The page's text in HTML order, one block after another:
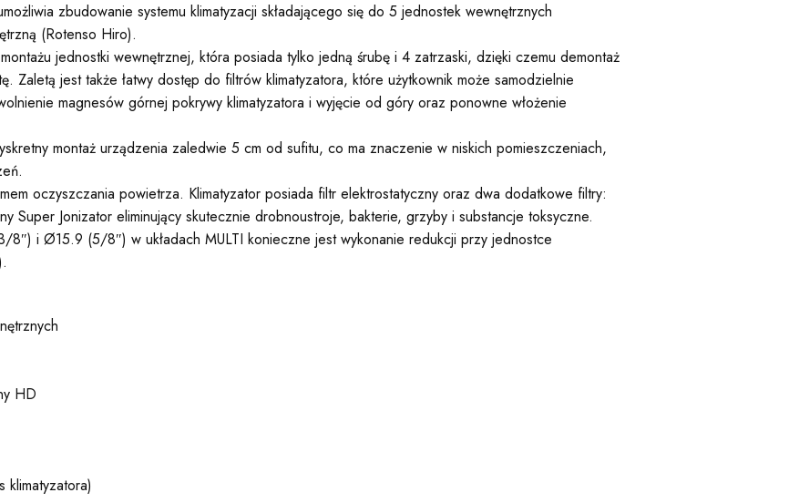
zbudowanie systemu klimatyzacji składającego się do 5 jednostek wewnętrznych
(Rotenso Hiro).
jednostki wewnętrznej, która posiada tylko jedną śrubę i 4 zatrzaski, dzięki czemu demontaż
Zaletą jest także łatwy dostęp do filtrów klimatyzatora, które użytkownik może samodzielnie
magnesów górnej pokrywy klimatyzatora i wyjęcie od góry oraz ponowne włożenie
montaż urządzenia zaledwie 5 cm od sufitu, co ma znaczenie w niskich pomieszczeniach,
oczyszczania powietrza. Klimatyzator posiada filtr elektrostatyczny oraz dwa dodatkowe filtry:
Super Jonizator eliminujący skutecznie drobnoustroje, bakterie, grzyby i substancje toksyczne.
i Ø15.9 (5/8″) w układach MULTI konieczne jest wykonanie redukcji przy jednostce
HD
klimatyzatora)